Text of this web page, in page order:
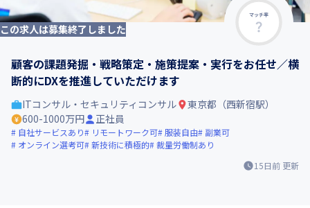
マッチ率
この求人は募集終了しました
顧客の課題発掘・戦略策定・施策提案・実行をお任せ／横
断的にDXを推進していただけます
15日前 更新
ITコンサル・セキュリティコンサル
東京都（西新宿駅）
600-1000万円
正社員
自社サービスあり リモートワーク可 服装自由
副業可
オンライン選考可 新技術に積極的 裁量労働制あり